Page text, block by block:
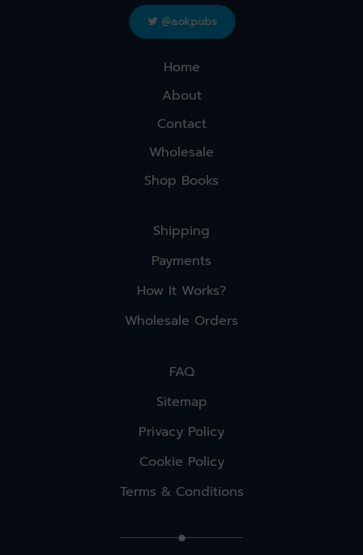
@aokpubs
Home
About
Contact
Wholesale
Shop Books
Shipping
Payments
How It Works?
Wholesale Orders
FAQ
Sitemap
Privacy Policy
Cookie Policy
Terms & Conditions